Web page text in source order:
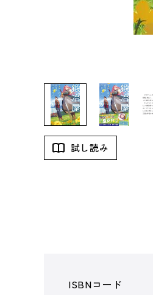
試し読み
ISBNコード